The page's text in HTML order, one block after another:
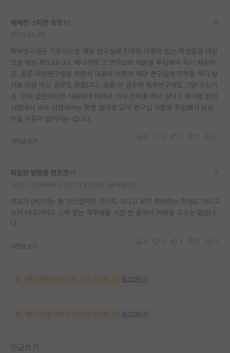
쩨쩨한 스티븐 호킹
학부연구생은 기본적으로 해당 연구실에 진학할 의향이 있는 학생들을 대상
으로 하는 제도입니다. 왜냐하면 그 연구실의 자원을 투입해야 하기 때문이
죠. 물론 학부연구생을 하면서 마음이 바뀌어 해당 연구실에 진학을 하지 않
기로 마음 먹는 경우도 흔합니다. 보통 이 경우엔 학부연구생도 그만 두는거
죠. 근데 글쓴이님은 처음부터 타대로 석사 진학을 하고 싶다고 의사를 밝힌
시점에서 교수 입장에서는 윗분 말대로 굳이 연구실 자원을 투입해서 님을
키울 이유가 없어지는 겁니다.
대댓글 쓰기
찌질한 빌헬름 뢴트겐
누적 신고가 20개 이상인 사용자입니다.
학교가 어딘지는 잘 모르겠지만 석사도 아니고 유학 준비하는 학생도 아니고
오직 타대가려고 스펙 쌓는 학부생을 시간 돈 들여서 키워줄 교수는 없습니
다
대댓글 쓰기
해당 댓글을 보려면 로그인이 필요합니다. 로그인하기
해당 댓글을 보려면 로그인이 필요합니다. 로그인하기
댓글쓰기